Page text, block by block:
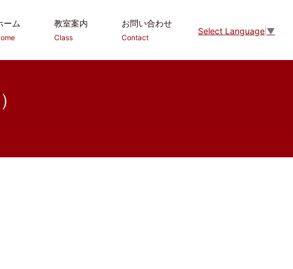
Select Language ▼
ーム 教室案内
Class
お問い合わせ
Contact